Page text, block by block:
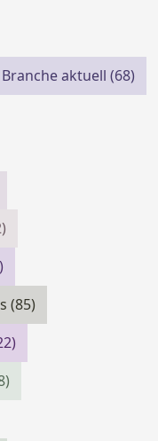
Branche aktuell(68)
(85)